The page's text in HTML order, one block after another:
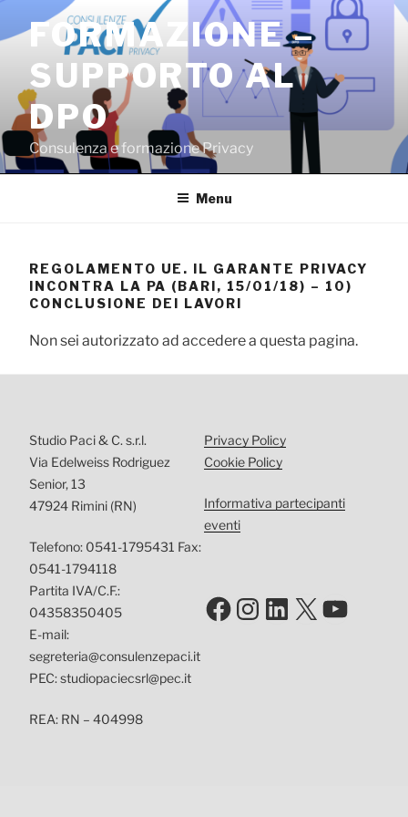
contenuto
FORMAZIONE –
SUPPORTO AL
DPO
Consulenza e formazione Privacy
Menu
REGOLAMENTO UE. IL GARANTE PRIVACY
INCONTRA LA PA (BARI, 15/01/18) – 10)
CONCLUSIONE DEI LAVORI
Non sei autorizzato ad accedere a questa pagina.
Studio Paci & C. s.r.l.
Via Edelweiss Rodriguez
Senior, 13
47924 Rimini (RN)
Telefono: 0541-1795431 Fax:
0541-1794118
Partita IVA/C.F.:
04358350405
E-mail:
segreteria@consulenzepaci.it
PEC: studiopaciecsrl@pec.it
REA: RN – 404998
Privacy Policy
Cookie Policy
Informativa partecipanti
eventi
Facebook
Instagram
LinkedIn
X